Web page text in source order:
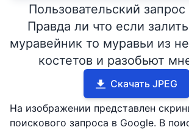
Пользовательский
Правда ли что если
муравейник то муравьи из
костетов и разобьют
Скачать JPEG
На изображении представлен
поискового запроса в Google. В